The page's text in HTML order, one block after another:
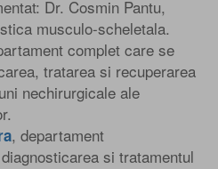
Dr. Cosmin Pantu,
musculo-scheletala.
complet care se
tratarea si recuperarea
nechirurgicale ale
, departament
si tratamentul